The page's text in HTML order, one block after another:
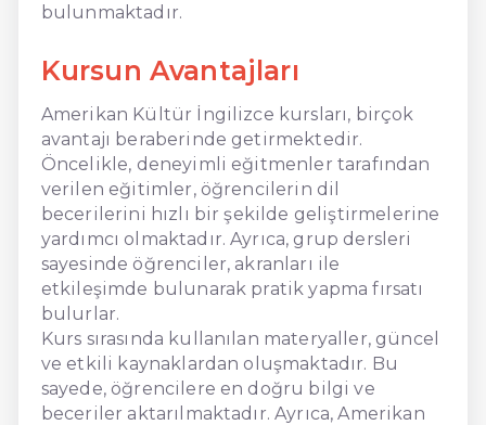
bulunmaktadır.
Kursun Avantajları
Amerikan Kültür İngilizce kursları, birçok
avantajı beraberinde getirmektedir.
Öncelikle, deneyimli eğitmenler tarafından
verilen eğitimler, öğrencilerin dil
becerilerini hızlı bir şekilde geliştirmelerine
yardımcı olmaktadır. Ayrıca, grup dersleri
sayesinde öğrenciler, akranları ile
etkileşimde bulunarak pratik yapma fırsatı
bulurlar.
Kurs sırasında kullanılan materyaller, güncel
ve etkili kaynaklardan oluşmaktadır. Bu
sayede, öğrencilere en doğru bilgi ve
beceriler aktarılmaktadır. Ayrıca, Amerikan